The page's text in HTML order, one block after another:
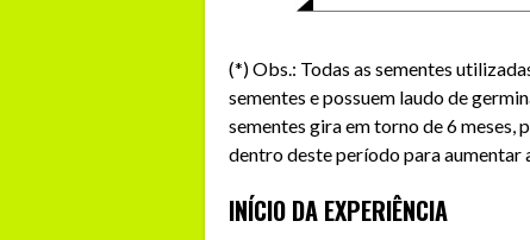
(*) Obs.: Todas as sementes
sementes e possuem laudo de
sementes gira em torno de 6
dentro deste período para aumentar
INÍCIO DA EXPERIÊNCIA